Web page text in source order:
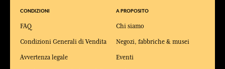
CONDIZIONI
FAQ
Condizioni Generali di Vendita
Avvertenza legale
A PROPOSITO
Chi siamo
Negozi, fabbriche & musei
Eventi